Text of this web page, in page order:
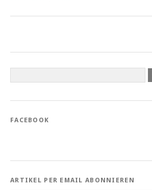
FACEBOOK
ARTIKEL PER EMAIL ABONNIEREN